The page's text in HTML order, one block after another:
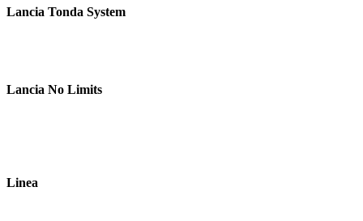
Lancia Tonda System
Lancia No Limits
Linea